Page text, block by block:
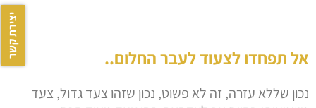
אל תפחדו לצעוד לעבר החלום..
נכון שללא עזרה, זה לא פשוט, נכון שזהו צעד גדול, צעד
יצירת קשר